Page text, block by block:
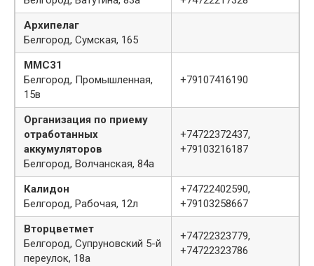
Архипелаг
Белгород, Сумская, 165
ММС31
Белгород, Промышленная,
15в
+79107416190
Организация по приему
отработанных
аккумуляторов
Белгород, Волчанская, 84а
+74722372437,
+79103216187
Калидон
Белгород, Рабочая, 12л
+74722402590,
+79103258667
Вторцветмет
Белгород, Супруновский 5-й
переулок, 18а
+74722323779,
+74722323786